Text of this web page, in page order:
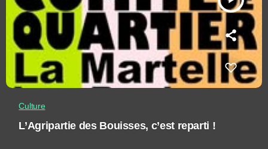
Culture
L’Agripartie des Bouisses, c’est reparti !